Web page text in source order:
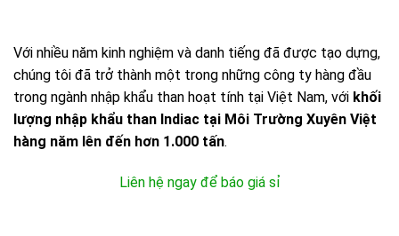
Với nhiều năm kinh nghiệm và danh tiếng đã được tạo dựng,
chúng tôi đã trở thành một trong những công ty hàng đầu
trong ngành nhập khẩu than hoạt tính tại Việt Nam, với khối
lượng nhập khẩu than Indiac tại Môi Trường Xuyên Việt
hàng năm lên đến hơn 1.000 tấn.
Liên hệ ngay để báo giá sỉ